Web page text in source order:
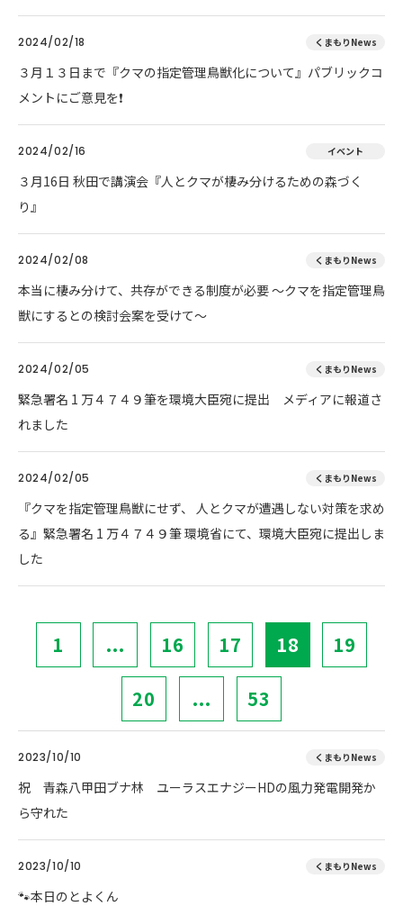
2024/02/18 くまもりNews
３月１３日まで『クマの指定管理鳥獣化について』パブリックコ
メントにご意見を❗
2024/02/16 イベント
３月16日 秋田で講演会『人とクマが棲み分けるための森づく
り』
2024/02/08 くまもりNews
本当に棲み分けて、共存ができる制度が必要 ～クマを指定管理鳥
獣にするとの検討会案を受けて～
2024/02/05 くまもりNews
緊急署名 1 万４７４９筆を環境大臣宛に提出 メディアに報道さ
れました
2024/02/05 くまもりNews
『クマを指定管理鳥獣にせず、 人とクマが遭遇しない対策を求め
る』緊急署名 1 万４７４９筆 環境省にて、環境大臣宛に提出しま
した
1 ... 16 17 18 19
20 ... 53
2023/10/10 くまもりNews
祝 青森八甲田ブナ林 ユーラスエナジーHDの風力発電開発か
ら守れた
2023/10/10 くまもりNews
🐾本日のとよくん